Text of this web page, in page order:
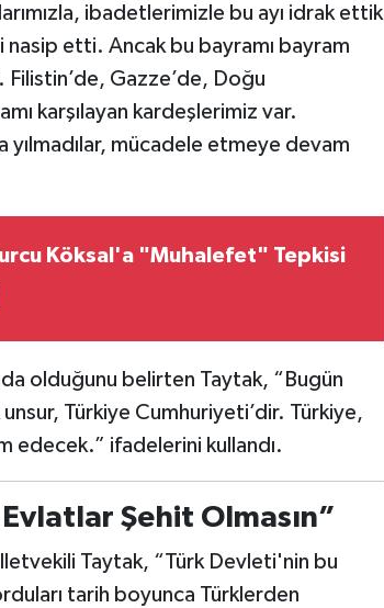
ibadetlerimizle bu ayı idrak ettik
etti. Ancak bu bayramı bayram
Gazze’de, Doğu
karşılayan kardeşlerimiz var.
yılmadılar, mücadele etmeye devam
Köksal'a "Muhalefet" Tepkisi
olduğunu belirten Taytak, “Bugün
Türkiye Cumhuriyeti’dir. Türkiye,
edecek.” ifadelerini kullandı.
Şehit Olmasın”
Taytak, “Türk Devleti'nin bu
tarih boyunca Türklerden